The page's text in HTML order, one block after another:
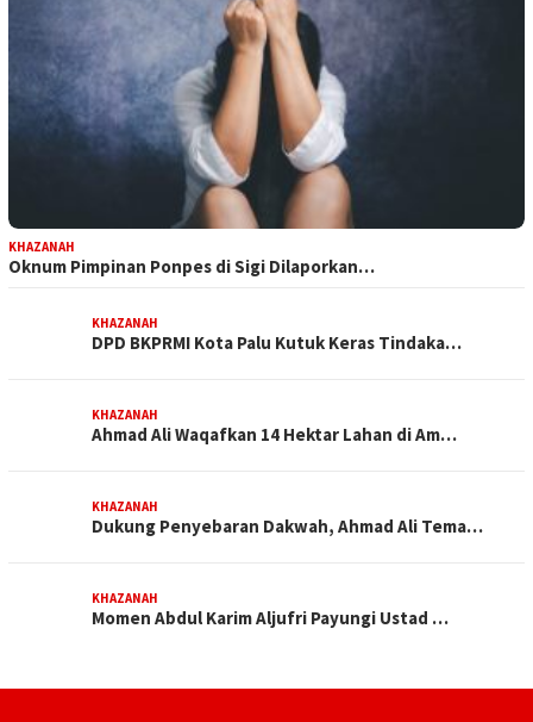
KHAZANAH
Oknum Pimpinan Ponpes di Sigi Dilaporkan…
KHAZANAH
DPD BKPRMI Kota Palu Kutuk Keras Tindaka…
KHAZANAH
Ahmad Ali Waqafkan 14 Hektar Lahan di Am…
KHAZANAH
Dukung Penyebaran Dakwah, Ahmad Ali Tema…
KHAZANAH
Momen Abdul Karim Aljufri Payungi Ustad …